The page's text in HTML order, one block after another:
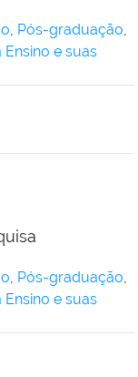
, Pós-graduação,
e suas
, Pós-graduação,
e suas